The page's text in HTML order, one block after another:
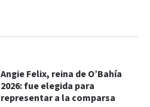
Angie Felix, reina de O’Bahía
2026: fue elegida para
representar a la comparsa